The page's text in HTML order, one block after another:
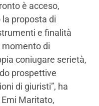
è acceso,
proposta di
e finalità
momento di
coniugare serietà,
prospettive
di giuristi”, ha
Maritato,